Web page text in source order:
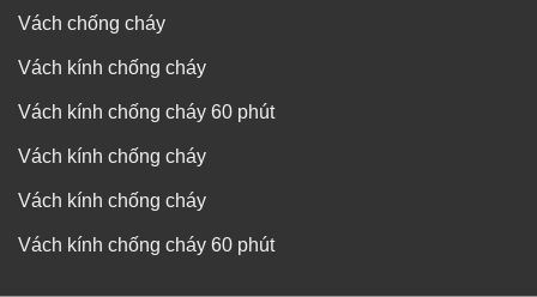
Vách chống cháy
Vách kính chống cháy
Vách kính chống cháy 60 phút
Vách kính chống cháy
Vách kính chống cháy
Vách kính chống cháy 60 phút